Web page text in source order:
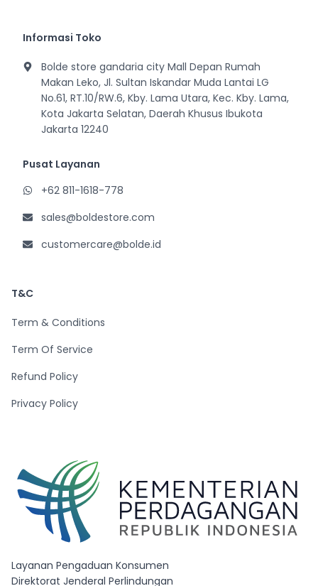
Informasi Toko
Bolde store gandaria city Mall Depan Rumah
Makan Leko, Jl. Sultan Iskandar Muda Lantai LG
No.61, RT.10/RW.6, Kby. Lama Utara, Kec. Kby. Lama,
Kota Jakarta Selatan, Daerah Khusus Ibukota
Jakarta 12240
Pusat Layanan
+62 811-1618-778
sales@boldestore.com
customercare@bolde.id
T&C
Term & Conditions
Term Of Service
Refund Policy
Privacy Policy
Layanan Pengaduan Konsumen
Direktorat Jenderal Perlindungan